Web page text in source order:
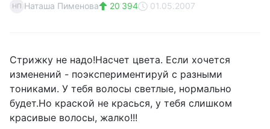
НП Наташа Пименова 20 394 01.05.2007
Стрижку не надо!Насчет цвета. Если хочется
изменений - поэкспериментируй с разными
тониками. У тебя волосы светлые, нормально
будет.Но краской не красься, у тебя слишком
красивые волосы, жалко!!!